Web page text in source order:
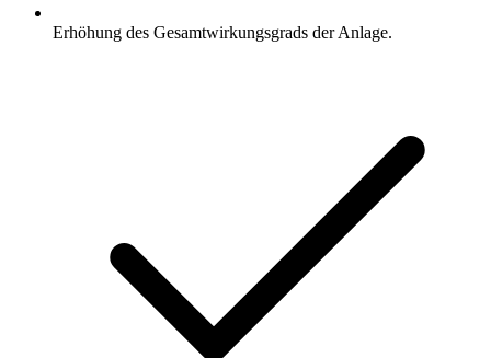
Erhöhung des Gesamtwirkungsgrads der Anlage.